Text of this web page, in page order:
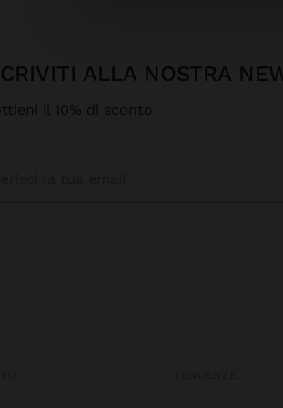
ALLA NOSTRA
il 10% di sconto